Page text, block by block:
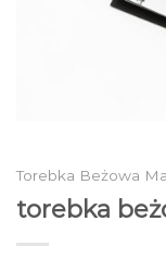
Torebka Beżowa
torebka